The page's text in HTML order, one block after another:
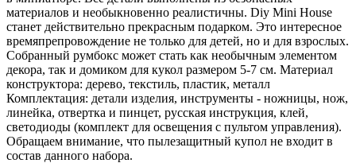
материалов и необыкновенно реалистичны. Diy Mini House
станет действительно прекрасным подарком. Это интересное
времяпрепровождение не только для детей, но и для взрослых.
Собранный румбокс может стать как необычным элементом
декора, так и домиком для кукол размером 5-7 см. Материал
конструктора: дерево, текстиль, пластик, металл
Комплектация: детали изделия, инструменты - ножницы, нож,
линейка, отвертка и пинцет, русская инструкция, клей,
светодиоды (комплект для освещения с пультом управления).
Обращаем внимание, что пылезащитный купол не входит в
состав данного набора.